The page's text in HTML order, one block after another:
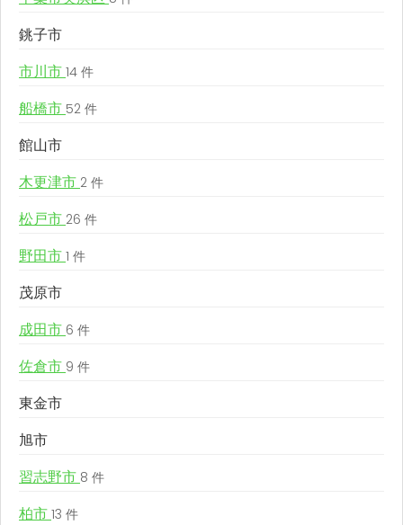
銚子市
市川市 14 件
船橋市 52 件
館山市
木更津市 2 件
松戸市 26 件
野田市 1 件
茂原市
成田市 6 件
佐倉市 9 件
東金市
旭市
習志野市 8 件
柏市 13 件